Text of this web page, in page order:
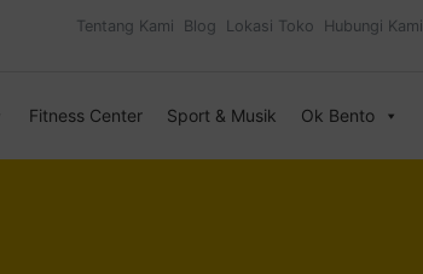
Tentang Kami Blog Lokasi Toko
Hubungi Kami
Fitness Center Sport & Musik Ok Bento